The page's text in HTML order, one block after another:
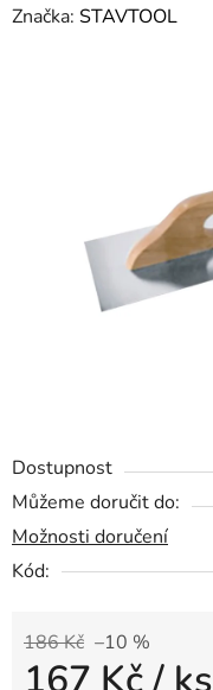
Dostupnost
Můžeme doručit do:
Možnosti doručení
Kód:
186 Kč –10 %
hodnocení
Značka: STAVTOOL